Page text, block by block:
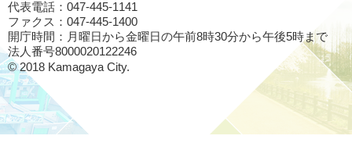
代表電話：047-445-1141
ファクス：047-445-1400
開庁時間：月曜日から金曜日の午前8時30分から午後5時まで
法人番号8000020122246
© 2018 Kamagaya City.